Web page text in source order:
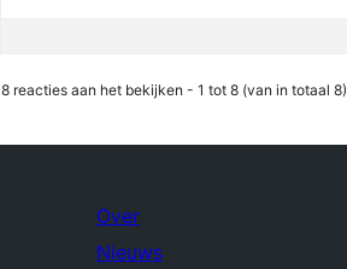
8 reacties aan het bekijken - 1 tot 8 (van in totaal 8)
Over
Nieuws